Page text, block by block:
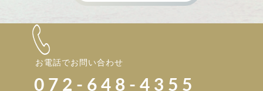
お電話でお問い合わせ
072-648-4355